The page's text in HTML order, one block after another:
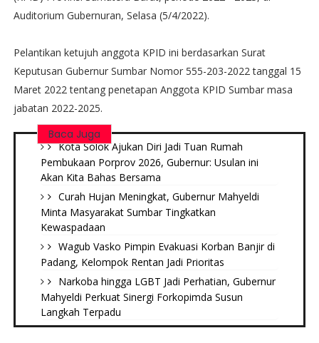
Auditorium Gubernuran, Selasa (5/4/2022).
Pelantikan ketujuh anggota KPID ini berdasarkan Surat
Keputusan Gubernur Sumbar Nomor 555-203-2022 tanggal 15
Maret 2022 tentang penetapan Anggota KPID Sumbar masa
jabatan 2022-2025.
Baca Juga
Kota Solok Ajukan Diri Jadi Tuan Rumah
Pembukaan Porprov 2026, Gubernur: Usulan ini
Akan Kita Bahas Bersama
Curah Hujan Meningkat, Gubernur Mahyeldi
Minta Masyarakat Sumbar Tingkatkan
Kewaspadaan
Wagub Vasko Pimpin Evakuasi Korban Banjir di
Padang, Kelompok Rentan Jadi Prioritas
Narkoba hingga LGBT Jadi Perhatian, Gubernur
Mahyeldi Perkuat Sinergi Forkopimda Susun
Langkah Terpadu